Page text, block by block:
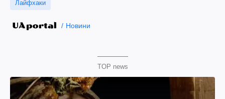
Лайфхаки
Новини
TOP news